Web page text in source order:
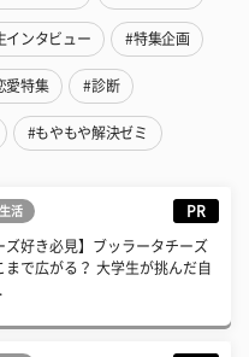
インタビュー #特集企画
愛特集 #診断
#もやもや解決ゼミ
活 PR
ズ好き必見】ブッラータチーズ
まで広がる？ 大学生が挑んだ自